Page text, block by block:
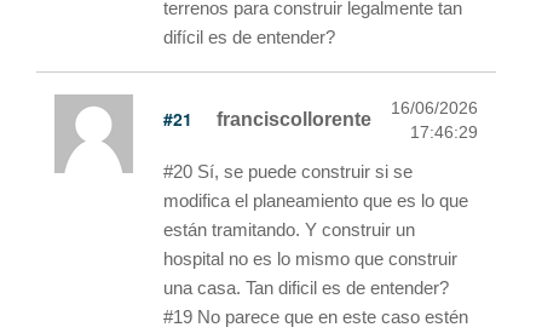
terrenos para construir legalmente tan
difícil es de entender?
#21 franciscollorente
16/06/2026
17:46:29
#20 Sí, se puede construir si se
modifica el planeamiento que es lo que
están tramitando. Y construir un
hospital no es lo mismo que construir
una casa. Tan dificil es de entender?
#19 No parece que en este caso estén